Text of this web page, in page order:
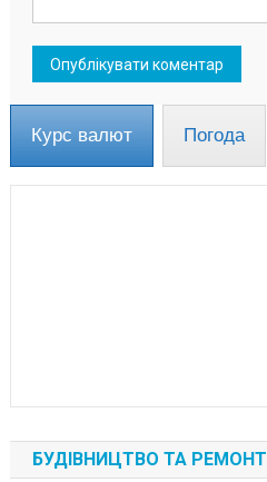
Курс валют Погода
БУДІВНИЦТВО ТА РЕМОНТ